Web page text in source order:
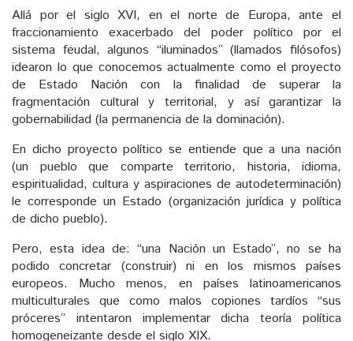
Allá por el siglo XVI, en el norte de Europa, ante el
fraccionamiento exacerbado del poder político por el
sistema feudal, algunos “iluminados” (llamados filósofos)
idearon lo que conocemos actualmente como el proyecto
de Estado Nación con la finalidad de superar la
fragmentación cultural y territorial, y así garantizar la
gobernabilidad (la permanencia de la dominación).
En dicho proyecto político se entiende que a una nación
(un pueblo que comparte territorio, historia, idioma,
espiritualidad, cultura y aspiraciones de autodeterminación)
le corresponde un Estado (organización jurídica y política
de dicho pueblo).
Pero, esta idea de: “una Nación un Estado”, no se ha
podido concretar (construir) ni en los mismos países
europeos. Mucho menos, en países latinoamericanos
multiculturales que como malos copiones tardíos “sus
próceres” intentaron implementar dicha teoría política
homogeneizante desde el siglo XIX.